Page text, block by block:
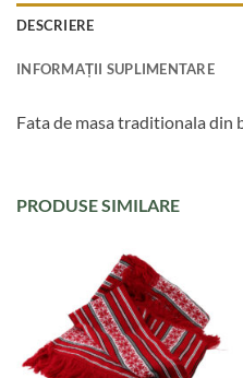
DESCRIERE
INFORMAȚII SUPLIMENTARE
Fata de masa traditionala din
PRODUSE SIMILARE